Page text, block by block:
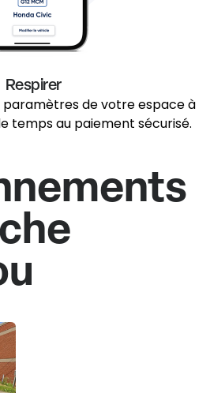
Respirer
de votre espace à
temps au paiement sécurisé.